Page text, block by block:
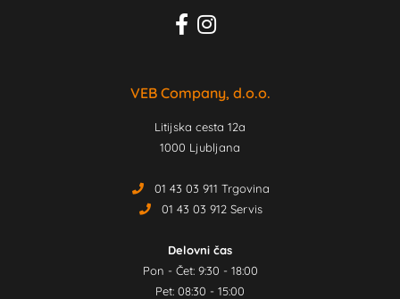
VEB Company, d.o.o.
Litijska cesta 12a
1000 Ljubljana
01 43 03 911 Trgovina
01 43 03 912 Servis
Delovni čas
Pon - Čet: 9:30 - 18:00
Pet: 08:30 - 15:00